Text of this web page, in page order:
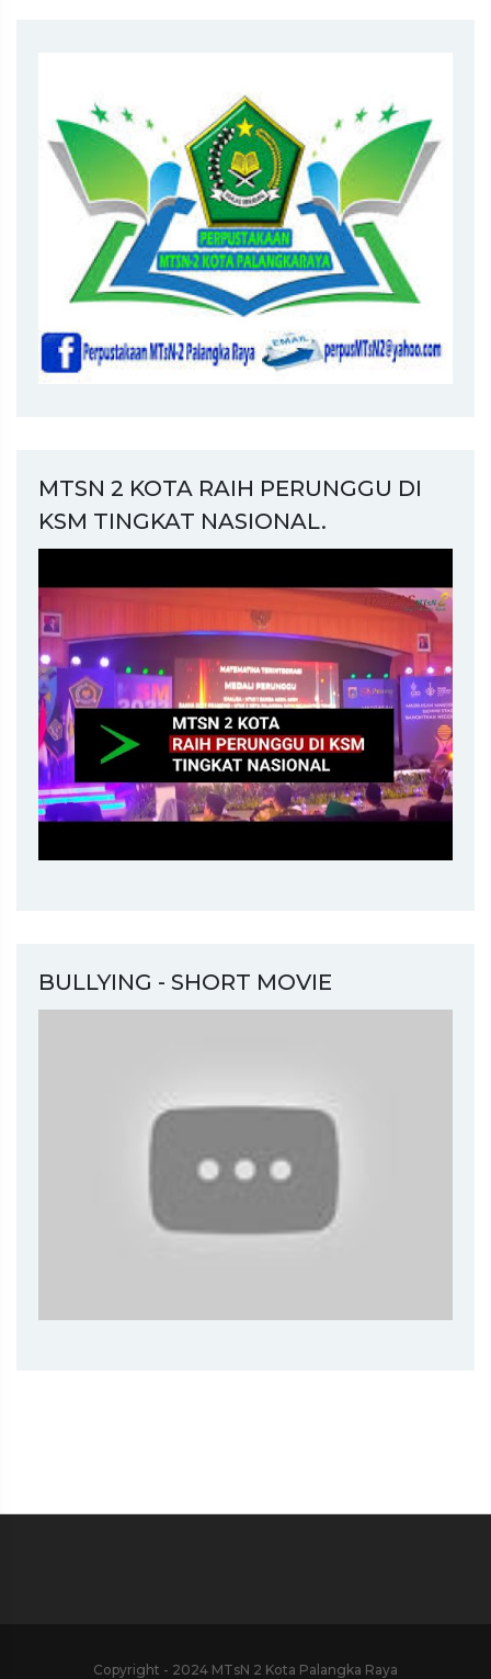
MTSN 2 KOTA RAIH PERUNGGU DI
KSM TINGKAT NASIONAL.
BULLYING - SHORT MOVIE
Copyright - 2024 MTsN 2 Kota Palangka Raya